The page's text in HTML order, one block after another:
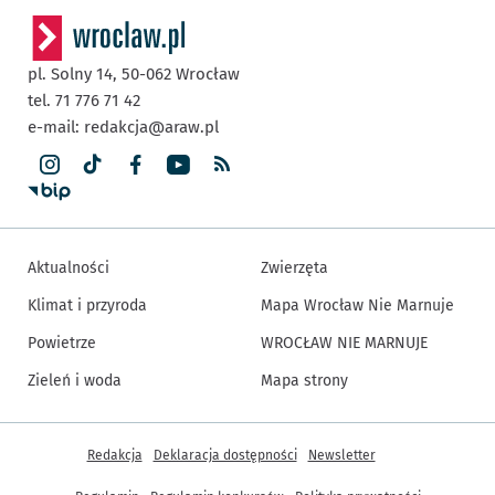
pl. Solny 14, 50-062 Wrocław
tel. 71 776 71 42
e-mail: redakcja@araw.pl
Aktualności
Klimat i przyroda
Powietrze
Zieleń i woda
Zwierzęta
Mapa Wrocław Nie Marnuje
WROCŁAW NIE MARNUJE
Mapa strony
Inne informacje
Redakcja Deklaracja dostępności Newsletter